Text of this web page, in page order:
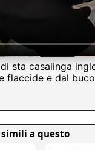
sta casalinga
flaccide e dal
a questo